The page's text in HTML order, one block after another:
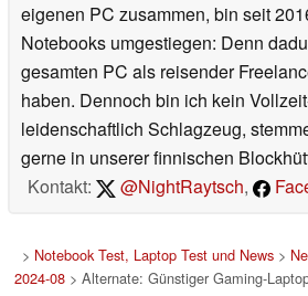
eigenen PC zusammen, bin seit
Notebooks umgestiegen: Denn
gesamten PC als reisender
haben. Dennoch bin ich kein
leidenschaftlich Schlagzeug,
gerne in unserer finnischen
Kontakt:
@NightRaytsch,
> Notebook Test, Laptop Test und News>
2024-08> Alternate: Günstiger Gaming-